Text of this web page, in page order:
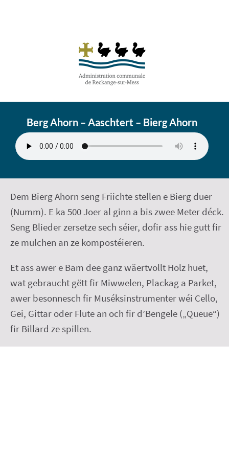
Berg Ahorn – Aaschtert – Bierg Ahorn
Dem Bierg Ahorn seng Friichte stellen e Bierg duer
(Numm). E ka 500 Joer al ginn a bis zwee Meter déck.
Seng Bliederzersetzesech séier, dofir ass hie gutt fir
ze mulchen an ze kompostéieren.
Et ass awer e Bam dee ganz wäertvollt Holz huet,
wat gebraucht gëtt fir Miwwelen, Plackag a Parket,
awer besonnesch fir Muséksinstrumenter wéi Cello,
Gei, Gittar oder Flute an och fir d’Bengele („Queue“)
fir Billard ze spillen.